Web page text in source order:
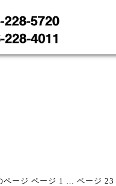
ページ ページ 1 … ページ 23